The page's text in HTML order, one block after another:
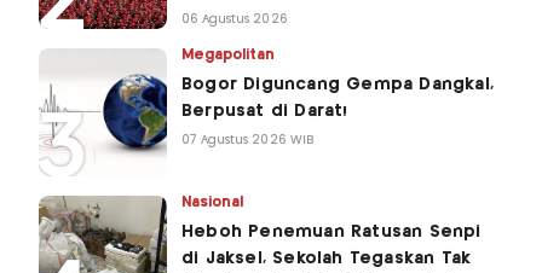
06 Agustus 2026
Megapolitan
Bogor Diguncang Gempa Dangkal,
Berpusat di Darat!
07 Agustus 2026 WIB
Nasional
Heboh Penemuan Ratusan Senpi
di Jaksel, Sekolah Tegaskan Tak